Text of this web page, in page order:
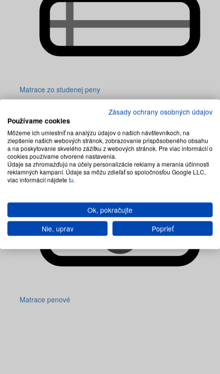
Matrace zo studenej peny
Matrace penové
Zásady ochrany osobných údajov
Používame cookies
Môžeme ich umiestniť na analýzu údajov o našich návštevníkoch, na
zlepšenie našich webových stránok, zobrazovanie prispôsobeného obsahu
a na poskytovanie skvelého zážitku z webových stránok. Pre viac informácií o
cookies používame otvorené nastavenia.
Údaje sa zhromažďujú na účely personalizácie reklamy a merania účinnosti
reklamných kampaní. Údaje sa môžu zdieľať so spoločnosťou Google LLC,
viac informácií nájdetetu.
Ok, pokračujte
Nie, uprav
Poprieť